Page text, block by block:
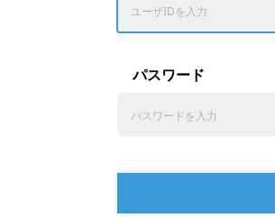
パスワード